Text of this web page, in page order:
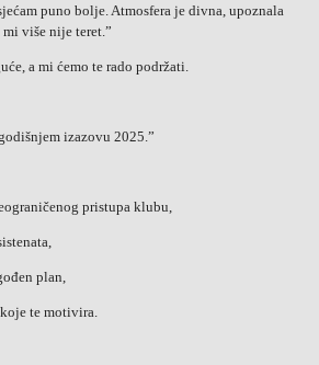
puno bolje. Atmosfera je divna, upoznala
mi više nije teret.”
a mi ćemo te rado podržati.
izazovu 2025.”
pristupa klubu,
plan,
te motivira.